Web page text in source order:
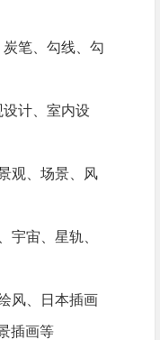
笔、勾线、勾
计、室内设
观、场景、风
宇宙、星轨、
风、日本插画
插画等